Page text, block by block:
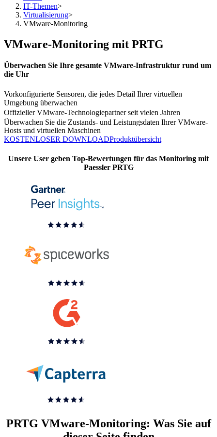
IT-Themen>
Virtualisierung>
VMware-Monitoring
VMware-Monitoring mit PRTG
Überwachen Sie Ihre gesamte VMware-Infrastruktur rund um
die Uhr
Vorkonfigurierte Sensoren, die jedes Detail Ihrer virtuellen
Umgebung überwachen
Offizieller VMware-Technologiepartner seit vielen Jahren
Überwachen Sie die Zustands- und Leistungsdaten Ihrer VMware-
Hosts und virtuellen Maschinen
KOSTENLOSER DOWNLOADProduktübersicht
Unsere User geben Top-Bewertungen für das Monitoring mit
Paessler PRTG
PRTG VMware-Monitoring: Was Sie auf